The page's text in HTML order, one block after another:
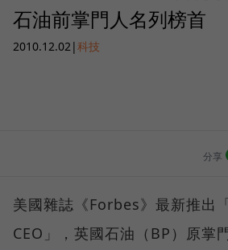
石油前掌門人名列榜首
2010.12.02|科技
分享
美國雜誌《Forbes》最新推出
CEO」，英國石油（BP）原掌